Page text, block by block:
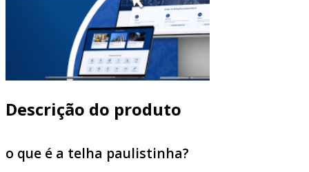
Descrição do produto
o que é a telha paulistinha?